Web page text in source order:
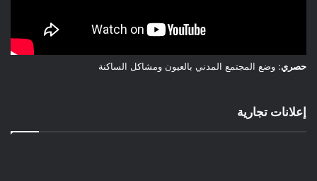
حصري: وضع المجتمع المدني بالعيون ومشاكل الساكنة
إعلانات تجارية